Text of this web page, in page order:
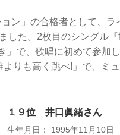
ン」の合格者として、ラ
した。2枚目のシングル『
」で、歌唱に初めて参加
りも高く跳べ!」で、ミ
１９位 井口眞緒さん
生年月日： 1995年11月10日